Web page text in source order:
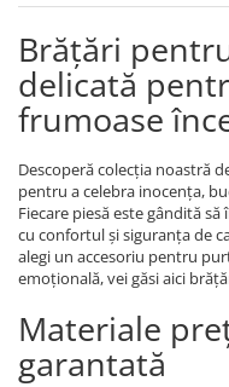
Brățări
delicată
frumoase
Descoperă colecția noastră
pentru a celebra inocența,
Fiecare piesă este gândită
cu confortul și siguranța de
alegi un accesoriu pentru
emoțională, vei găsi aici
Materiale
garantată